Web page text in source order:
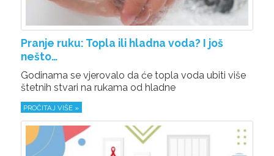
Pranje ruku: Topla ili hladna voda? I još
nešto…
Godinama se vjerovalo da će topla voda ubiti više
štetnih stvari na rukama od hladne
PROČITAJ VIŠE »